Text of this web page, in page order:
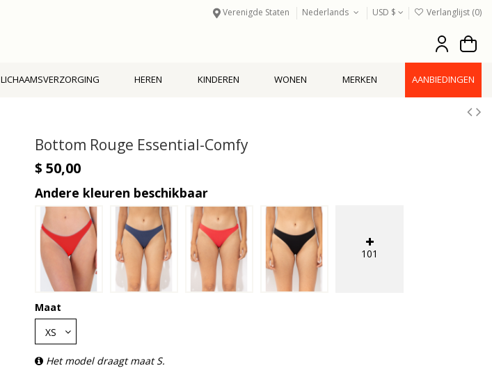
Verenigde Staten Nederlands USD $ Verlanglijst (0)
LICHAAMSVERZORGING HEREN KINDEREN WONEN MERKEN AANBIEDINGEN
Bottom Rouge Essential-Comfy
$ 50,00
Andere kleuren beschikbaar
101
Maat
Het model draagt maat S.